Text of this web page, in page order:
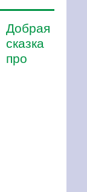
Добрая
сказка
про